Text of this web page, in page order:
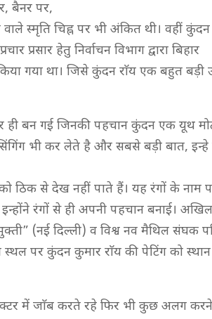
बैनर पर,
स्मृति चिह्न पर भी अंकित थी। वहीं कुंदन
प्रसार हेतु निर्वाचन विभाग द्वारा बिहार
गया था। जिसे कुंदन राॅय एक बहुत बड़ी
ही बन गई जिनकी पहचान कुंदन एक यूथ
भी कर लेते है और सबसे बड़ी बात,
ठिक से देख नहीं पाते हैं। यह रंगों के नाम
रंगों से ही अपनी पहचान बनाई। अखिल
(नई दिल्ली) व विश्व नव मैथिल संघक
पर कुंदन कुमार राॅय की पेटिंग को स्थान
सेक्टर में जाॅब करते रहे फिर भी कुछ अलग